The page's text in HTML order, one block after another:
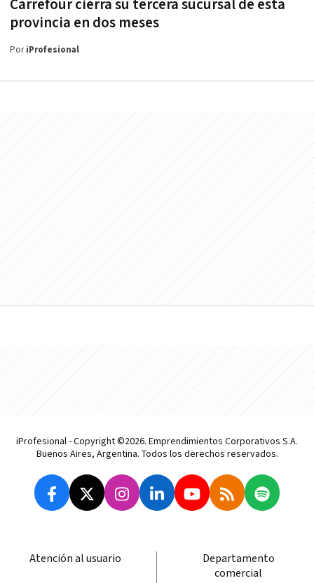
Carrefour cierra su tercera sucursal de esta
provincia en dos meses
PoriProfesional
iProfesional - Copyright ©2026. Emprendimientos Corporativos S.A.
Buenos Aires, Argentina. Todos los derechos reservados.
Atención al usuario
Departamento
comercial